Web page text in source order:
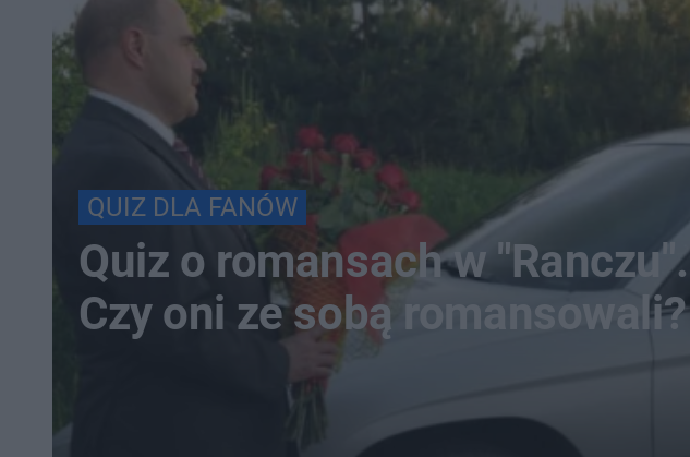
QUIZ DLA FANÓW
Quiz o romansach w "Ranczu".
Czy oni ze sobą romansowali?